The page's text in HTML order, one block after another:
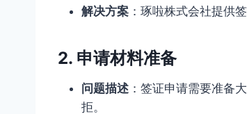
解决方案 ：琢啦株式会社提供
2. 申请材料准备
问题描述 ：签证申请需要准备
拒。